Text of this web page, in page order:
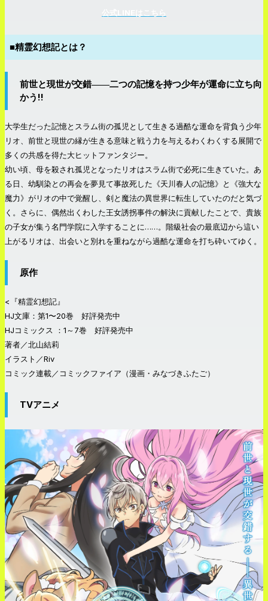
■精霊幻想記とは？
前世と現世が交錯――二つの記憶を持つ少年が運命に立ち向
かう!!
大学生だった記憶とスラム街の孤児として生きる過酷な運命を背負う少年
リオ、前世と現世の縁が生きる意味と戦う力を与えるわくわくする展開で
多くの共感を得た大ヒットファンタジー。
幼い頃、母を殺され孤児となったリオはスラム街で必死に生きていた。あ
る日、幼馴染との再会を夢見て事故死した《天川春人の記憶》と《強大な
魔力》がリオの中で覚醒し、剣と魔法の異世界に転生していたのだと気づ
く。さらに、偶然出くわした王女誘拐事件の解決に貢献したことで、貴族
の子女が集う名門学院に入学することに……。階級社会の最底辺から這い
上がるリオは、出会いと別れを重ねながら過酷な運命を打ち砕いてゆく。
原作
<『精霊幻想記』
HJ文庫：第1〜20巻 好評発売中
HJコミックス ：1～7巻 好評発売中
著者／北山結莉
イラスト／Riv
コミック連載／コミックファイア（漫画・みなづきふたご）
TVアニメ